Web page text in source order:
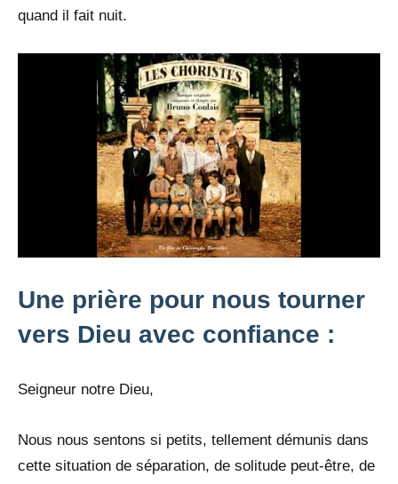
quand il fait nuit.
Une prière pour nous tourner
vers Dieu avec confiance :
Seigneur notre Dieu,
Nous nous sentons si petits, tellement démunis dans
cette situation de séparation, de solitude peut-être, de